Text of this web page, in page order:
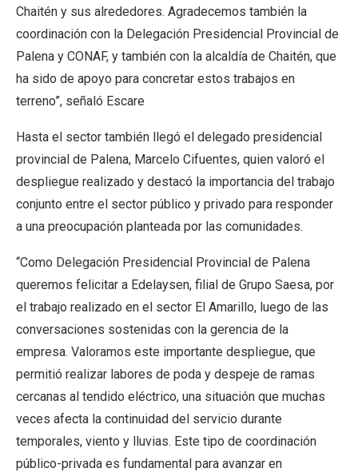
Chaitén y sus alrededores. Agradecemos también la
coordinación con la Delegación Presidencial Provincial de
Palena y CONAF, y también con la alcaldía de Chaitén, que
ha sido de apoyo para concretar estos trabajos en
terreno”, señaló Escare
Hasta el sector también llegó el delegado presidencial
provincial de Palena, Marcelo Cifuentes, quien valoró el
despliegue realizado y destacó la importancia del trabajo
conjunto entre el sector público y privado para responder
a una preocupación planteada por las comunidades.
“Como Delegación Presidencial Provincial de Palena
queremos felicitar a Edelaysen, filial de Grupo Saesa, por
el trabajo realizado en el sector El Amarillo, luego de las
conversaciones sostenidas con la gerencia de la
empresa. Valoramos este importante despliegue, que
permitió realizar labores de poda y despeje de ramas
cercanas al tendido eléctrico, una situación que muchas
veces afecta la continuidad del servicio durante
temporales, viento y lluvias. Este tipo de coordinación
público-privada es fundamental para avanzar en